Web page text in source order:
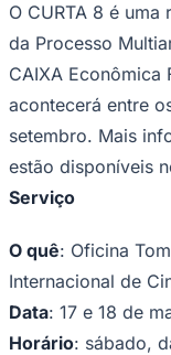
Corinthians
O CURTA 8 é uma
da Processo
CAIXA Econômica
acontecerá entre
setembro. Mais
estão disponíveis
Serviço
O quê: Oficina
Internacional de
Data: 17 e 18 de
Horário: sábado,